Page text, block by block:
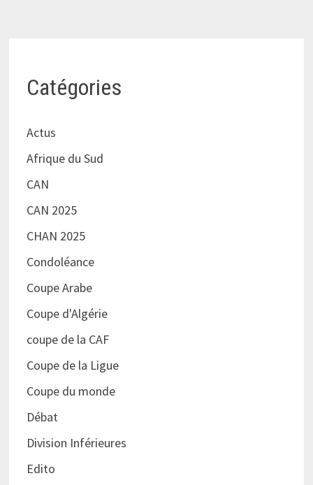
Catégories
Actus
Afrique du Sud
CAN
CAN 2025
CHAN 2025
Condoléance
Coupe Arabe
Coupe d'Algérie
coupe de la CAF
Coupe de la Ligue
Coupe du monde
Débat
Division Inférieures
Edito